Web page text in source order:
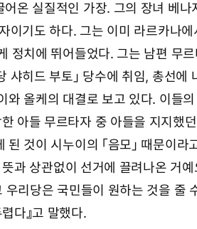
온 실질적인 가장. 그의 장녀 베나
이기도 하다. 그는 이미 라르카나에
정치에 뛰어들었다. 그는 남편 무
샤히드 부토」 당수에 취임, 총선에
올케의 대결로 보고 있다. 이들의
아들 무르타자 중 아들을 지지했
것이 시누이의 「음모」 때문이라
과 상관없이 선거에 끌려나온 거예
리당은 국민들이 원하는 것을 줄
다』고 말했다.